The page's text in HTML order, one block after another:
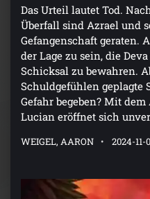
Das Urteil lautet Tod.
Überfall sind Azrael und
Gefangenschaft geraten.
der Lage zu sein, die
Schicksal zu bewahren.
Schuldgefühlen
Gefahr begeben? Mit
Lucian eröffnet sich
WEIGEL, AARON 2024-11-